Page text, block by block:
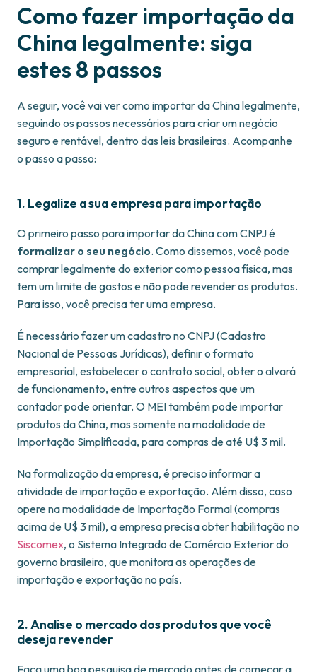
Como fazer importação da
China legalmente: siga
estes 8 passos
A seguir, você vai ver como importar da China legalmente,
seguindo os passos necessários para criar um negócio
seguro e rentável, dentro das leis brasileiras. Acompanhe
o passo a passo:
1. Legalize a sua empresa para importação
O primeiro passo para importar da China com CNPJ é
formalizar o seu negócio. Como dissemos, você pode
comprar legalmente do exterior como pessoa física, mas
tem um limite de gastos e não pode revender os produtos.
Para isso, você precisa ter uma empresa.
É necessário fazer um cadastro no CNPJ (Cadastro
Nacional de Pessoas Jurídicas), definir o formato
empresarial, estabelecer o contrato social, obter o alvará
de funcionamento, entre outros aspectos que um
contador pode orientar. O MEI também pode importar
produtos da China, mas somente na modalidade de
Importação Simplificada, para compras de até U$ 3 mil.
Na formalização da empresa, é preciso informar a
atividade de importação e exportação. Além disso, caso
opere na modalidade de Importação Formal (compras
acima de U$ 3 mil), a empresa precisa obter habilitação no
Siscomex, o Sistema Integrado de Comércio Exterior do
governo brasileiro, que monitora as operações de
importação e exportação no país.
2. Analise o mercado dos produtos que você
deseja revender